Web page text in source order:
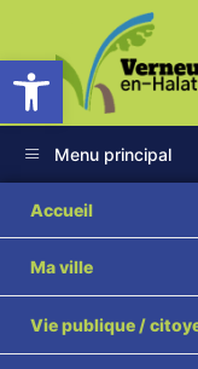
Ouvrir la barre d’outils
Menu principal
Accueil
Ma ville
Vie publique /